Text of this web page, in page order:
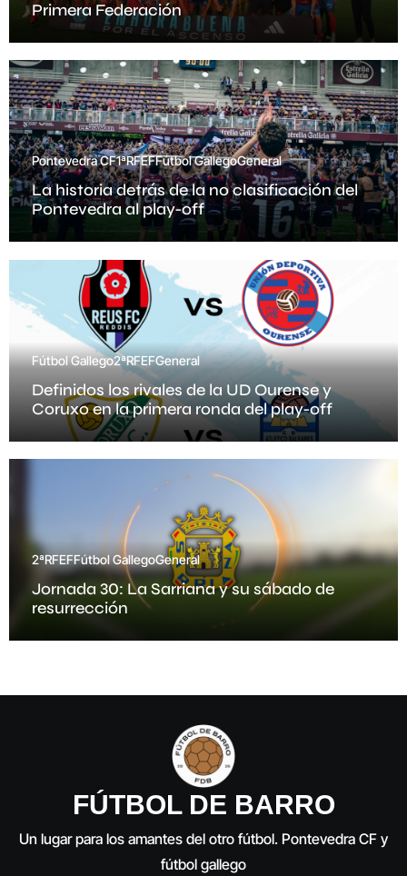
Primera Federación
Pontevedra CF1ªRFEFFútbol GallegoGeneral
La historia detrás de la no clasificación del
Pontevedra al play-off
Fútbol Gallego2ªRFEFGeneral
Definidos los rivales de la UD Ourense y
Coruxo en la primera ronda del play-off
2ªRFEFFútbol GallegoGeneral
Jornada 30: La Sarriana y su sábado de
resurrección
FÚTBOL DE BARRO
Un lugar para los amantes del otro fútbol. Pontevedra CF y
fútbol gallego